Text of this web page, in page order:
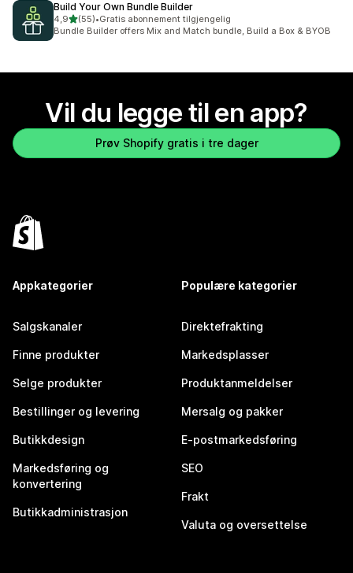
Build Your Own Bundle Builder
4,9av 5 stjerner
(55)
Totalt 55 omtaler
•Gratis abonnement tilgjengelig
Bundle Builder offers Mix and Match bundle, Build a Box & BYOB
Vil du legge til en app?
Prøv Shopify gratis i tre dager
Appkategorier
Salgskanaler
Finne produkter
Selge produkter
Bestillinger og levering
Butikkdesign
Markedsføring og
konvertering
Butikkadministrasjon
Populære kategorier
Direktefrakting
Markedsplasser
Produktanmeldelser
Mersalg og pakker
E-postmarkedsføring
SEO
Frakt
Valuta og oversettelse